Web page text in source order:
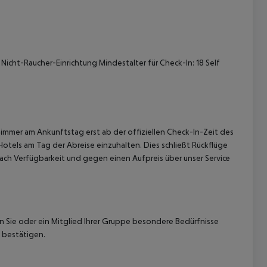
Raucher-Einrichtung Mindestalter für Check-In: 18 Self
am Ankunftstag erst ab der offiziellen Check-In-Zeit des
am Tag der Abreise einzuhalten. Dies schließt Rückflüge
Verfügbarkeit und gegen einen Aufpreis über unser Service
oder ein Mitglied Ihrer Gruppe besondere Bedürfnisse
bestätigen.